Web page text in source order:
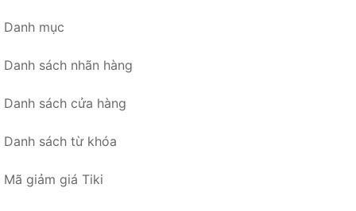
Danh mục
Danh sách nhãn hàng
Danh sách cửa hàng
Danh sách từ khóa
Mã giảm giá Tiki